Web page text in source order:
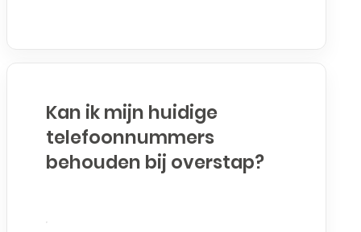
Kan ik mijn huidige
telefoonnummers
behouden bij overstap?